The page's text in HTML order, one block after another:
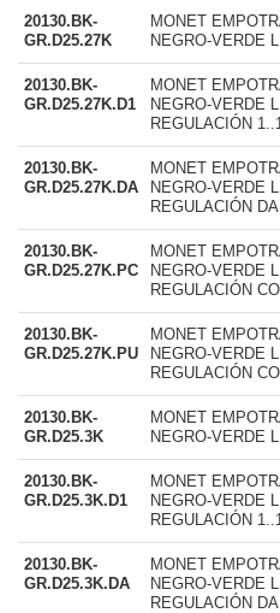
20130.BK-
GR.D25.27K
MONET
NEGRO-VERDE
20130.BK-
GR.D25.27K.D1
MONET
NEGRO-VERDE
REGULACIÓN
20130.BK-
GR.D25.27K.DA
MONET
NEGRO-VERDE
REGULACIÓN
20130.BK-
GR.D25.27K.PC
MONET
NEGRO-VERDE
REGULACIÓN
20130.BK-
GR.D25.27K.PU
MONET
NEGRO-VERDE
REGULACIÓN
20130.BK-
GR.D25.3K
MONET
NEGRO-VERDE
20130.BK-
GR.D25.3K.D1
MONET
NEGRO-VERDE
REGULACIÓN
20130.BK-
GR.D25.3K.DA
MONET
NEGRO-VERDE
REGULACIÓN